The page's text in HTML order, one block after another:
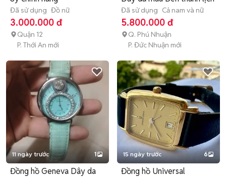
Đã sử dụng Đồ nữ
3.000.000 đ
Quận 12
P. Thới An mới
Đã sử dụng Cả nam và nữ
5.800.000 đ
Q. Phú Nhuận
P. Đức Nhuận mới
11 ngày trước 1
Đồng hồ Geneva Dây da
15 ngày trước 6
Đồng hồ Universal